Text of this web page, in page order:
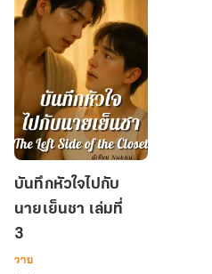
หัวใจ
ไป
กับ
นาย
บันทึกหัวใจไปกับ
นายเย็นชา เล่มที่
3
วาย